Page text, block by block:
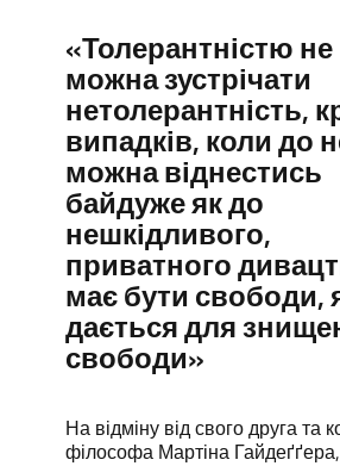
«Толерантністю не
можна зустрічати
нетолерантність,
випадків, коли до
можна віднестись
байдуже як до
нешкідливого,
приватного
має бути свободи,
дається для
свободи»
На відміну від свого друга та
філософа Мартіна